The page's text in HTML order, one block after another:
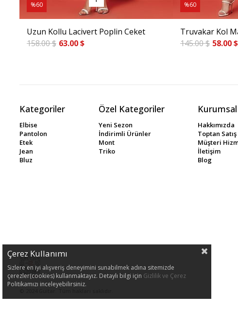
Uzun Kollu Lacivert Poplin Ceket
63.00 $
158.00 $
%60
Truvakar Kol
58.00 $
145.00 $
%60
Kategoriler
Elbise
Pantolon
Etek
Jean
Bluz
Özel Kategoriler
Yeni Sezon
İndirimli Ürünler
Mont
Triko
Kurumsal
Hakkımızda
Toptan Satış
Müşteri
İletişim
Blog
Çerez Kullanımı
Sizlere en iyi alışveriş deneyimini sunabilmek adına sitemizde
çerezler(cookies) kullanmaktayız. Detaylı bilgi için Gizlilik ve Çerez
Politikamızı inceleyebilirsiniz.